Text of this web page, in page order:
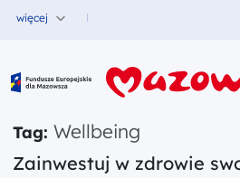
więcej
Fundusze Europejskie dla Mazowsza
Tag: Wellbeing
Zainwestuj w zdrowie